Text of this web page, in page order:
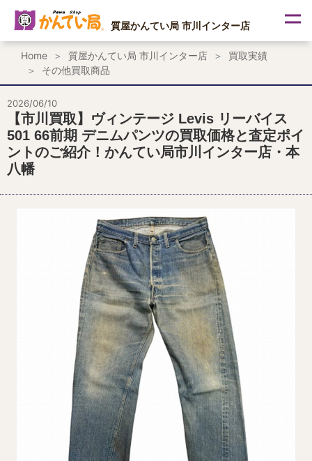
ス
プ
質屋かんてい局 市川インター店
Home 質屋かんてい局 市川インター店
買取実績
その他買取商品
2026/06/10
【市川買取】ヴィンテージ Levis リーバイス
501 66前期 デニムパンツの買取価格と査定ポイ
ントのご紹介！かんてい局市川インター店・本
八幡